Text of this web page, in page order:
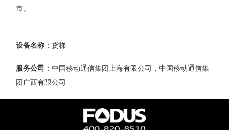
市。
设备名称：货梯
服务公司 ：中国移动通信集团上海有限公司，中国移动通信集
团广西有限公司